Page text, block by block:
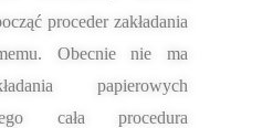
proceder zakładania
Obecnie nie ma
papierowych
cała procedura